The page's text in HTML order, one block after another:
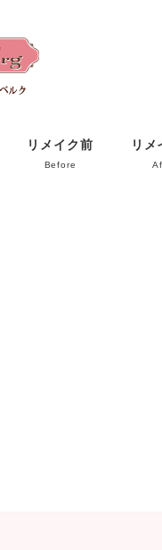
リメイク前
Before
リメ